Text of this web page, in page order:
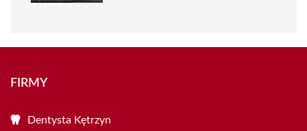
FIRMY
Dentysta Kętrzyn